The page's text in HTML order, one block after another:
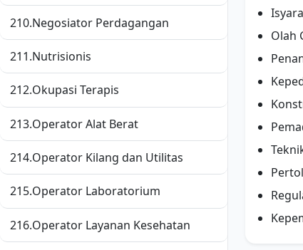
210.Negosiator Perdagangan
211.Nutrisionis
212.Okupasi Terapis
213.Operator Alat Berat
214.Operator Kilang dan Utilitas
215.Operator Laboratorium
216.Operator Layanan Kesehatan
Olah